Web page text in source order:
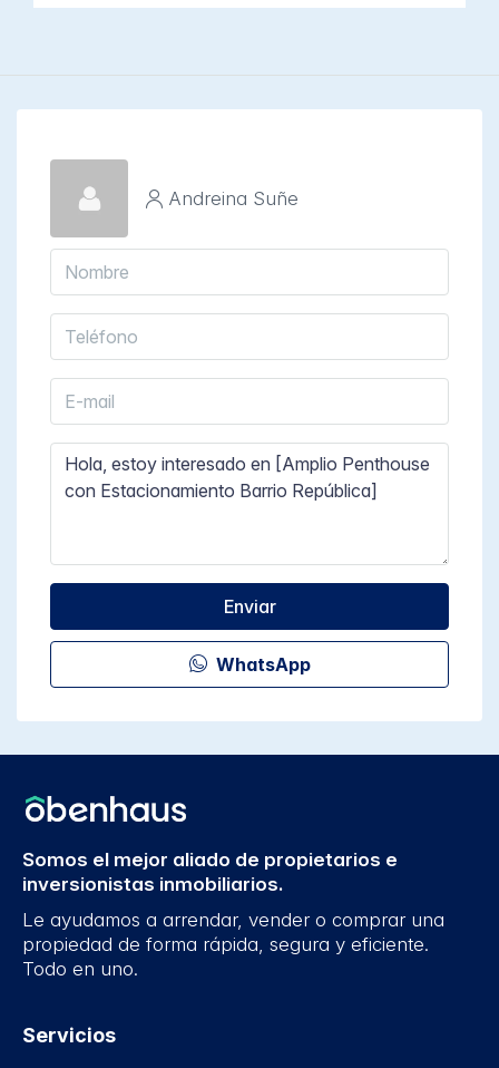
Andreina Suñe
Enviar
WhatsApp
Somos el mejor aliado de propietarios e
inversionistas inmobiliarios.
Le ayudamos a arrendar, vender o comprar una
propiedad de forma rápida, segura y eficiente.
Todo en uno.
Servicios